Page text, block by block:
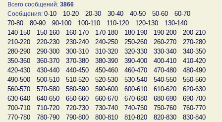
Всего сообщений: 3866
Сообщения: 0-10 10-20 20-30 30-40 40-50 50-60
60-70
70-80
80-90 90-100 100-110 110-120 120-130
130-140
140-150
150-160 160-170 170-180 180-190 190-200
200-210
210-220
220-230 230-240 240-250 250-260 260-270
270-280
280-290
290-300 300-310 310-320 320-330 330-340
340-350
350-360
360-370 370-380 380-390 390-400 400-410
410-420
420-430
430-440 440-450 450-460 460-470 470-480
480-490
490-500
500-510 510-520 520-530 530-540 540-550
550-560
560-570
570-580 580-590 590-600 600-610 610-620
620-630
630-640
640-650 650-660 660-670 670-680 680-690
690-700
700-710
710-720 720-730 730-740 740-750 750-760
760-770
770-780
780-790 790-800 800-810 810-820 820-830
830-840